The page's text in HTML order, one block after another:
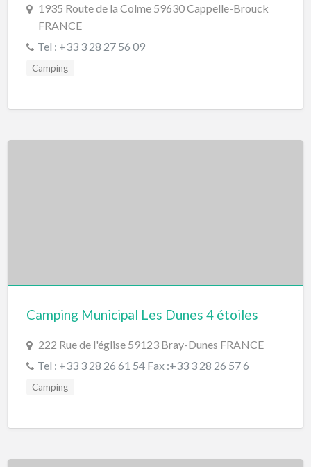
1935 Route de la Colme 59630 Cappelle-Brouck
FRANCE
Tel : +33 3 28 27 56 09
Camping
Camping Municipal Les Dunes 4 étoiles
222 Rue de l'église 59123 Bray-Dunes FRANCE
Tel : +33 3 28 26 61 54 Fax :+33 3 28 26 57 6
Camping